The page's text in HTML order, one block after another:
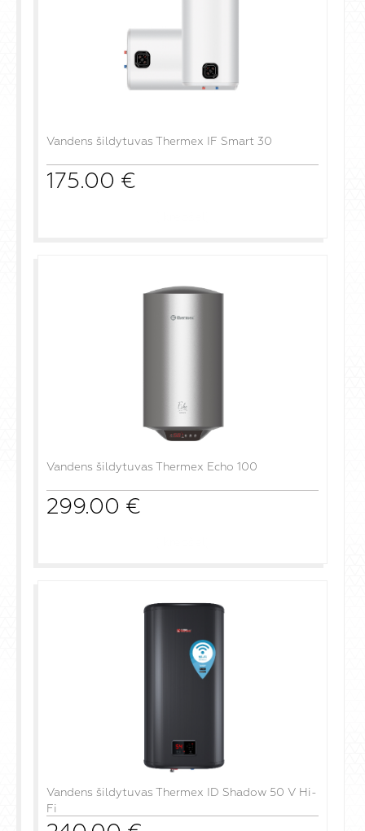
Vandens šildytuvas Thermex IF Smart 30
175.00 €
Vandens šildytuvas Thermex Echo 100
299.00 €
Vandens šildytuvas Thermex ID Shadow 50 V Hi-
Fi